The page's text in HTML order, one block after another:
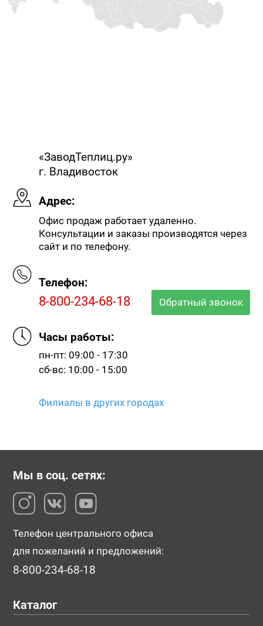
«ЗаводТеплиц.ру»
г. Владивосток
Адрес:
Офис продаж работает удаленно.
Консультации и заказы производятся через
сайт и по телефону.
Телефон:
8-800-234-68-18 Обратный звонок
Часы работы:
пн-пт: 09:00 - 17:30
сб-вс: 10:00 - 15:00
Филиалы в других городах
Мы в соц. сетях:
Телефон центрального офиса
для пожеланий и предложений:
8-800-234-68-18
Каталог